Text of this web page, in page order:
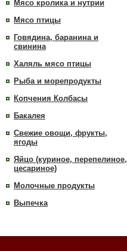
Мясо кролика и нутрии
Мясо птицы
Говядина, баранина и
свинина
Халяль мясо птицы
Рыба и морепродукты
Копчения Колбасы
Бакалея
Свежие овощи, фрукты,
ягоды
Яйцо (куриное, перепелиное,
цесариное)
Молочные продукты
Выпечка